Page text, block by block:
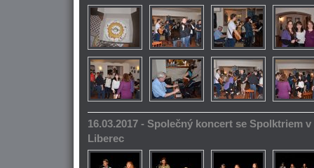
16.03.2017 - Společný koncert se Spolktriem
Liberec